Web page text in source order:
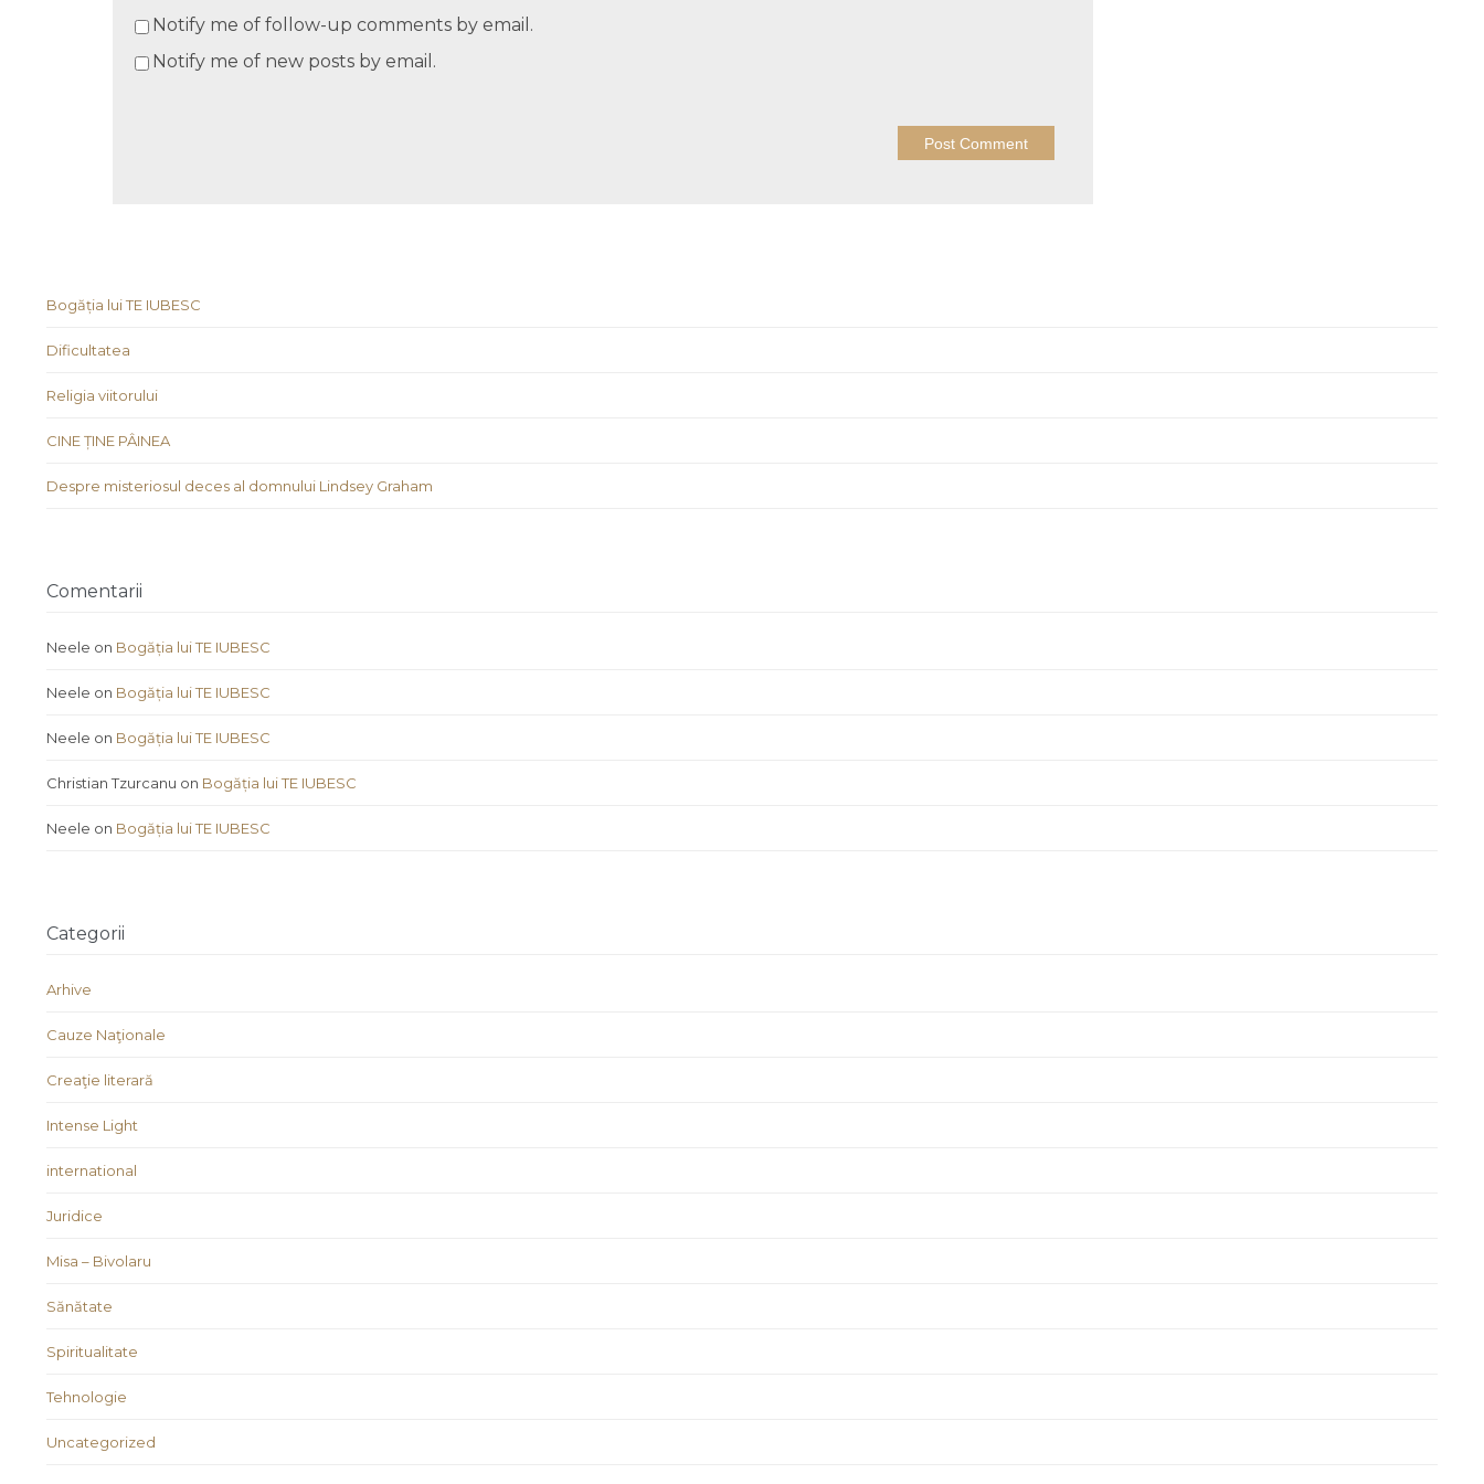
Notify me of follow-up comments by email.
Notify me of new posts by email.
Bogăția lui TE IUBESC
Dificultatea
Religia viitorului
CINE ȚINE PÂINEA
Despre misteriosul deces al domnului Lindsey Graham
Comentarii
Neele on Bogăția lui TE IUBESC
Neele on Bogăția lui TE IUBESC
Neele on Bogăția lui TE IUBESC
Christian Tzurcanu on Bogăția lui TE IUBESC
Neele on Bogăția lui TE IUBESC
Categorii
Arhive
Cauze Naţionale
Creaţie literară
Intense Light
international
Juridice
Misa – Bivolaru
Sănătate
Spiritualitate
Tehnologie
Uncategorized